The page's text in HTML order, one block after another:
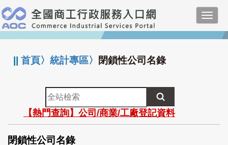
跳
到
主
要
:::
||首頁〉統計專區〉 閉鎖性公司名錄
全
站
檢
索
【熱門查詢】公司/商業/工廠登記資料
閉鎖性公司名錄